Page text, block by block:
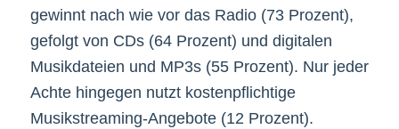
gewinnt nach wie vor das Radio (73 Prozent),
gefolgt von CDs (64 Prozent) und digitalen
Musikdateien und MP3s (55 Prozent). Nur jeder
Achte hingegen nutzt kostenpflichtige
Musikstreaming-Angebote (12 Prozent).